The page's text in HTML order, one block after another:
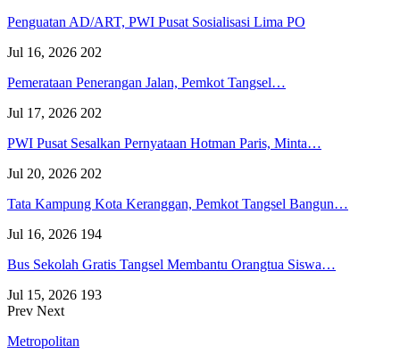
Penguatan AD/ART, PWI Pusat Sosialisasi Lima PO
Jul 16, 2026 202
Pemerataan Penerangan Jalan, Pemkot Tangsel…
Jul 17, 2026 202
PWI Pusat Sesalkan Pernyataan Hotman Paris, Minta…
Jul 20, 2026 202
Tata Kampung Kota Keranggan, Pemkot Tangsel Bangun…
Jul 16, 2026 194
Bus Sekolah Gratis Tangsel Membantu Orangtua Siswa…
Jul 15, 2026 193
Prev Next
Metropolitan